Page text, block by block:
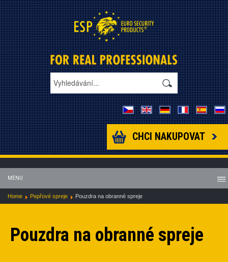
CHCI NAKUPOVAT
MENU
Home Pepřové spreje Pouzdra na obranné spreje
Pouzdra na obranné spreje